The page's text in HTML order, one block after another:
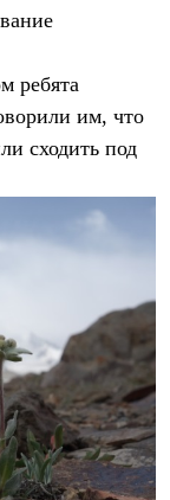
ребята
им, что
сходить под